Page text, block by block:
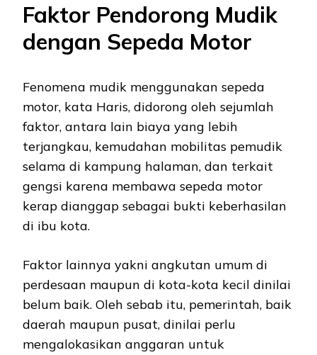
Faktor Pendorong Mudik
dengan Sepeda Motor
Fenomena mudik menggunakan sepeda
motor, kata Haris, didorong oleh sejumlah
faktor, antara lain biaya yang lebih
terjangkau, kemudahan mobilitas pemudik
selama di kampung halaman, dan terkait
gengsi karena membawa sepeda motor
kerap dianggap sebagai bukti keberhasilan
di ibu kota.
Faktor lainnya yakni angkutan umum di
perdesaan maupun di kota-kota kecil dinilai
belum baik. Oleh sebab itu, pemerintah, baik
daerah maupun pusat, dinilai perlu
mengalokasikan anggaran untuk